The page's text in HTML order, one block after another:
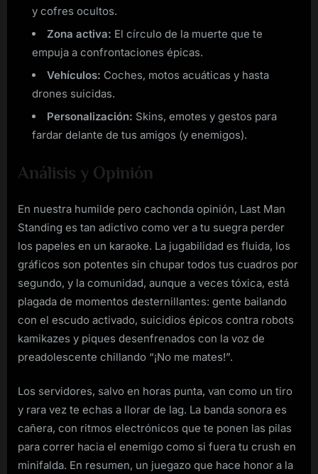
y cofres ocultos.
Zona activa: El círculo de la muerte que te
empuja a confrontaciones épicas.
Vehículos: Coches, motos acuáticas y hasta
drones suicidas.
Personalización: Skins, emotes y gestos para
fardar delante de tus amigos (y enemigos).
Análisis y Opinión
En nuestra humilde pero cachonda opinión, Last Man
Standing es tan adictivo como ver a tu suegra perder
los papeles en un karaoke. La jugabilidad es fluida, los
gráficos son potentes sin chupar todos tus cuadros por
segundo, y la comunidad, aunque a veces tóxica, está
plagada de momentos desternillantes: gente bailando
con el escudo activado, suicidios épicos contra robots
kamikazes y piques desenfrenados con la voz de
preadolescente chillando “¡No me mates!”.
Los servidores, salvo en horas punta, van como un tiro
y rara vez te echas a llorar de lag. La banda sonora es
cañera, con ritmos electrónicos que te ponen las pilas
para correr hacia el enemigo como si fuera tu crush en
minifalda. En resumen, un juegazo que hace honor a la